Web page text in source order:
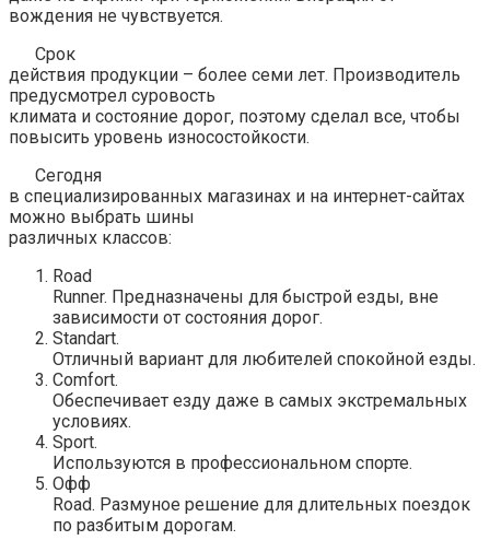
вождения не чувствуется.
Срок
действия продукции – более семи лет. Производитель
предусмотрел суровость
климата и состояние дорог, поэтому сделал все, чтобы
повысить уровень износостойкости.
Сегодня
в специализированных магазинах и на интернет-сайтах
можно выбрать шины
различных классов:
Road
Runner. Предназначены для быстрой езды, вне
зависимости от состояния дорог.
Standart.
Отличный вариант для любителей спокойной езды.
Comfort.
Обеспечивает езду даже в самых экстремальных
условиях.
Sport.
Используются в профессиональном спорте.
Офф
Road. Размуное решение для длительных поездок
по разбитым дорогам.